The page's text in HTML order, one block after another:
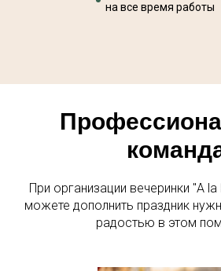
на все время работы
При организации вечеринки "A
можете дополнить праздник
радостью в этом